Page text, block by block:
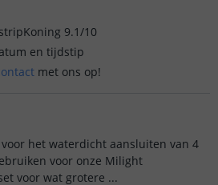
9.1/10
en tijdstip
met ons op!
het waterdicht aansluiten van 4
voor onze Milight
voor wat grotere ...